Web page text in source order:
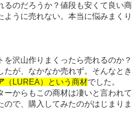
るのだろうか？値段も安くて良い商
ように売れない。本当に悩みまくり
を沢山作りまくったら売れるのか？
たが、なかなか売れず。そんなとき
（LUREA）という商材でした。
ーからもこの商材は凄いと言われて
ので、購入してみたのがはじまりま